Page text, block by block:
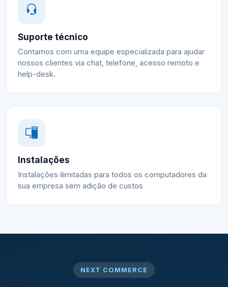
Suporte técnico
Contamos com uma equipe especializada para ajudar
nossos clientes via chat, telefone, acesso remoto e
help-desk.
Instalações
Instalações ilimitadas para todos os computadores da
sua empresa sem adição de custos
NEXT COMMERCE